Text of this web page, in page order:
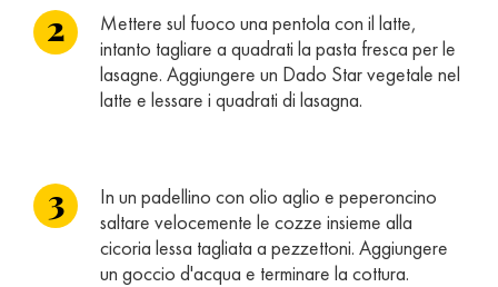
Mettere sul fuoco una pentola con il latte,
intanto tagliare a quadrati la pasta fresca per le
lasagne. Aggiungere un Dado Star vegetale nel
latte e lessare i quadrati di lasagna.
In un padellino con olio aglio e peperoncino
saltare velocemente le cozze insieme alla
cicoria lessa tagliata a pezzettoni. Aggiungere
un goccio d'acqua e terminare la cottura.